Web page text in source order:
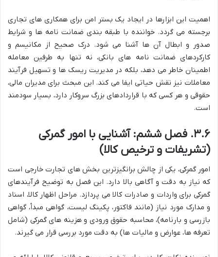
اهمیت این ابزارها در ایجاد یک بستر امن برای همکاری های تجاری
برجسته می گردد. خواننده با طبقه بندی ضمانت نامه ها و شرایط
صدور و ابطال آن ها آشنا می شود. درک صحیح از مکانیسم و
کارکردهای ضمانت نامه های بانکی، نه تنها به طرفین معامله
اطمینان خاطر می دهد، بلکه در مدیریت ریسک ها و تسهیل فرآیند
معاملات نیز نقش حیاتی ایفا می کند. این مبحث برای مدیران مالی،
حقوقی و هر کسی که با قراردادهای بزرگ سروکار دارد، بسیار سودمند
است.
۳.۶. فصل ششم: آشنایی با امور گمرکی
(تشریفات و ترخیص کالا)
امور گمرکی، یکی از چالش برانگیزترین بخش های تجارت خارجی است
که نیاز به دقت و آگاهی بالا دارد. این فصل به توضیح فرآیندهای
گمرکی برای واردات و صادرات کالا می پردازد. مراحل اظهار کالا، اسناد
و مدارک مورد نیاز (مانند فاکتور، پکینگ لیست، گواهی مبدأ، گواهی
بازرسی و بارنامه)، محاسبه حقوق ورودی و هزینه های گمرکی (شامل
تعرفه ها، عوارض و مالیات ها) به دقت مورد بررسی قرار می گیرند.